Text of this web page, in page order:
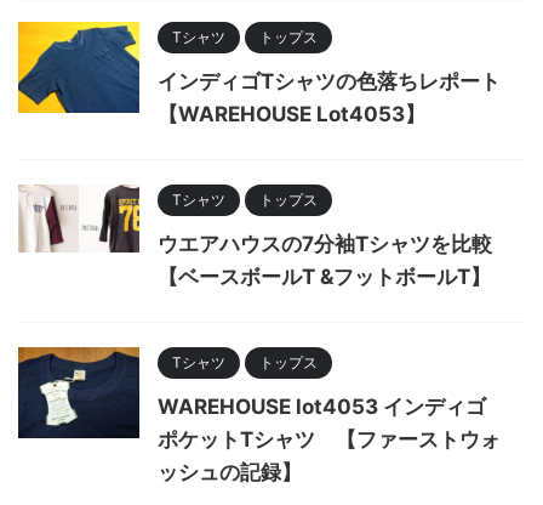
Tシャツ トップス
インディゴTシャツの色落ちレポート
【WAREHOUSE Lot4053】
Tシャツ トップス
ウエアハウスの7分袖Tシャツを比較
【ベースボールT &フットボールT】
Tシャツ トップス
WAREHOUSE lot4053 インディゴ
ポケットTシャツ 【ファーストウォ
ッシュの記録】